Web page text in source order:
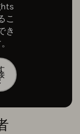
こ
き